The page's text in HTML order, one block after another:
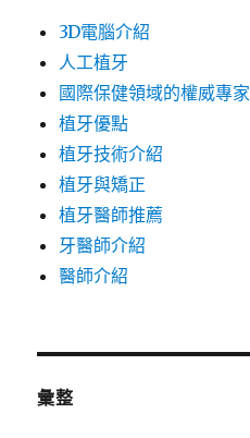
3D電腦介紹
人工植牙
國際保健領域的權威專家
植牙優點
植牙技術介紹
植牙與矯正
植牙醫師推薦
牙醫師介紹
醫師介紹
彙整